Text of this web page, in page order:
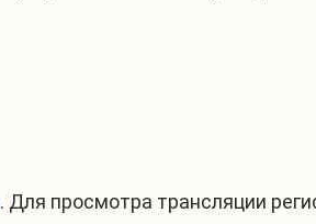
. Для просмотра трансляции